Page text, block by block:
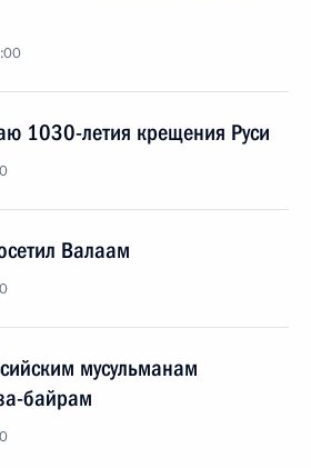
1030-летия крещения Руси
Валаам
мусульманам
байрам